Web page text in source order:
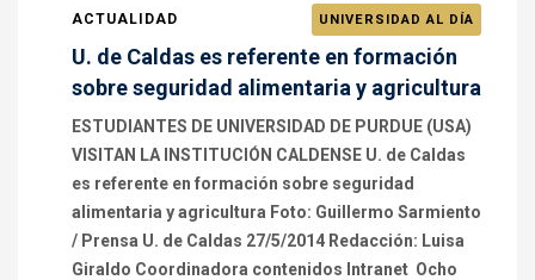
ACTUALIDAD UNIVERSIDAD AL DÍA
U. de Caldas es referente en formación
sobre seguridad alimentaria y agricultura
ESTUDIANTES DE UNIVERSIDAD DE PURDUE (USA)
VISITAN LA INSTITUCIÓN CALDENSE U. de Caldas
es referente en formación sobre seguridad
alimentaria y agricultura Foto: Guillermo Sarmiento
/ Prensa U. de Caldas 27/5/2014 Redacción: Luisa
Giraldo Coordinadora contenidos Intranet Ocho